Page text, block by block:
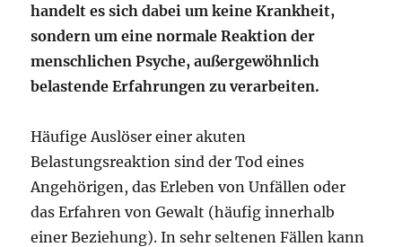
handelt es sich dabei um keine Krankheit,
sondern um eine normale Reaktion der
menschlichen Psyche, außergewöhnlich
belastende Erfahrungen zu verarbeiten.
Häufige Auslöser einer akuten
Belastungsreaktion sind der Tod eines
Angehörigen, das Erleben von Unfällen oder
das Erfahren von Gewalt (häufig innerhalb
einer Beziehung). In sehr seltenen Fällen kann